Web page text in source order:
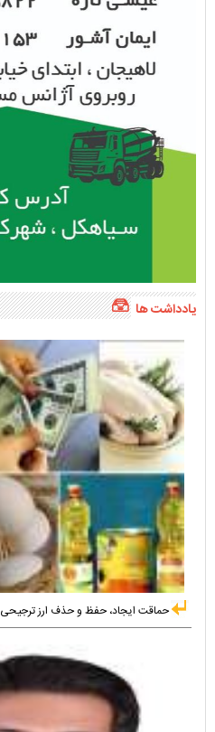
یادداشت ها
حماقت ایجاد، حفظ و حذف ارز ترجیحی